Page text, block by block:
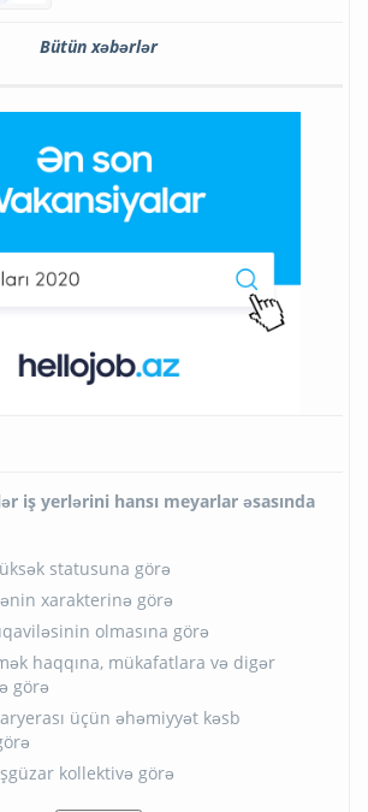
Bütün xəbərlər
iş yerlərini hansı meyarlar əsasında
statusuna görə
xarakterinə görə
olmasına görə
haqqına, mükafatlara və digər
görə
üçün əhəmiyyət kəsb
kollektivə görə